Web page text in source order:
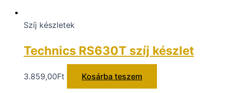
Szíj készletek
Technics RS630T szíj készlet
3.859,00Ft Kosárba teszem